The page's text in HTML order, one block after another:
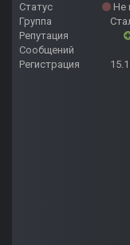
Статус
Не
Группа
Репутация
Сообщений
Регистрация